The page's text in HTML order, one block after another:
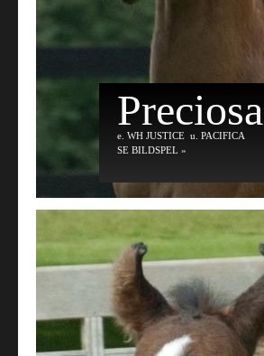
Preciosa
e . WH JUSTICE u . PACIFICA
SE BILDSPEL »